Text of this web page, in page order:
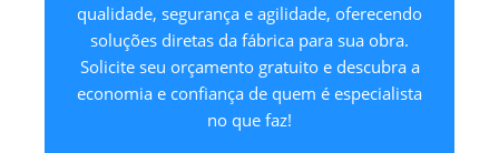
qualidade, segurança e agilidade, oferecendo
soluções diretas da fábrica para sua obra.
Solicite seu orçamento gratuito e descubra a
economia e confiança de quem é especialista
no que faz!